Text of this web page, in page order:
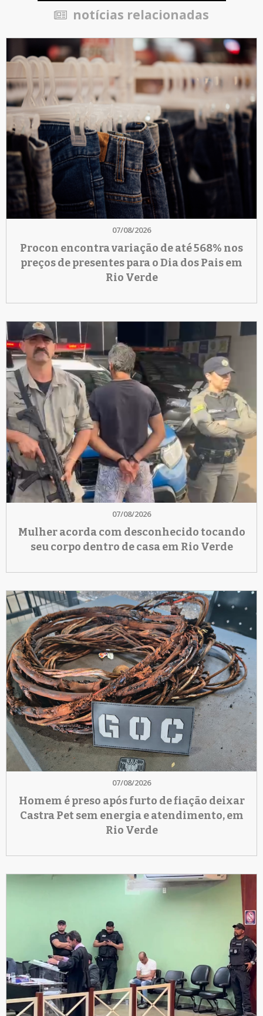
notícias relacionadas
07/08/2026
Procon encontra variação de até 568% nos
preços de presentes para o Dia dos Pais em
Rio Verde
07/08/2026
Mulher acorda com desconhecido tocando
seu corpo dentro de casa em Rio Verde
07/08/2026
Homem é preso após furto de fiação deixar
Castra Pet sem energia e atendimento, em
Rio Verde